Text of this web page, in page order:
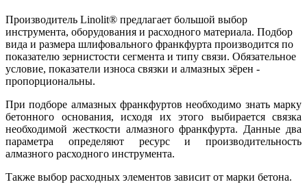
Производитель Linolit® предлагает большой выбор
инструмента, оборудования и расходного материала. Подбор
вида и размера шлифовального франкфурта производится по
показателю зернистости сегмента и типу связи. Обязательное
условие, показатели износа связки и алмазных зёрен -
пропорциональны.
При подборе алмазных франкфуртов необходимо знать марку
бетонного основания, исходя их этого выбирается связка
необходимой жесткости алмазного франкфурта. Данные два
параметра определяют ресурс и производительность
алмазного расходного инструмента.
Также выбор расходных элементов зависит от марки бетона.